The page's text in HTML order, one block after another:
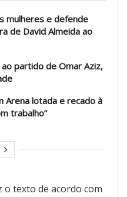
mulheres e defende
de David Almeida ao
partido de Omar Aziz,
Arena lotada e recado à
trabalho”
o texto de acordo com